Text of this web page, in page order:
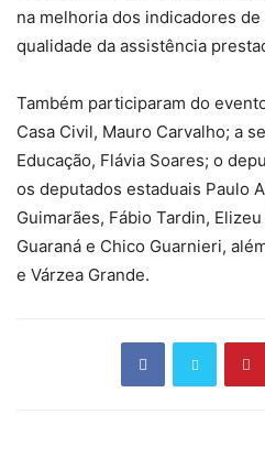
na melhoria dos indicadores
qualidade da assistência
Também participaram do
Casa Civil, Mauro Carvalho; a
Educação, Flávia Soares; o
os deputados estaduais Paulo
Guimarães, Fábio Tardin,
Guaraná e Chico Guarnieri,
e Várzea Grande.